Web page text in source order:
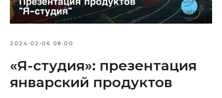
2024-02-06 08:00
«Я-студия»: презентация
январский продуктов